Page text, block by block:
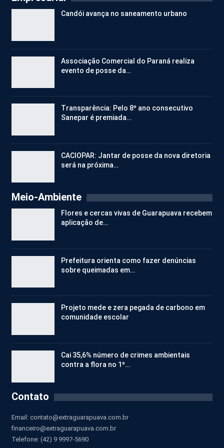
Candói avança no saneamento urbano
Associação Comercial do Paraná realiza
evento de posse da…
Transparência: Pelo 8º ano consecutivo
Sanepar é premiada…
CACIOPAR: Jantar de posse da nova diretoria
será na próxima…
Meio-Ambiente
Flores e cercas vivas de Guarapuava recebem
aplicação de…
Prefeitura orienta como fazer denúncias
sobre queimadas em…
Projeto mede e zera pegada de carbono em
comunidade escolar
Cai 35,6% número de crimes ambientais
contra a flora no 1º…
Contato
Email: contato@extraguarapuava.com.br
financeiro@extraguarapuava.com.br
Telefone: (42) 9 9997-5690